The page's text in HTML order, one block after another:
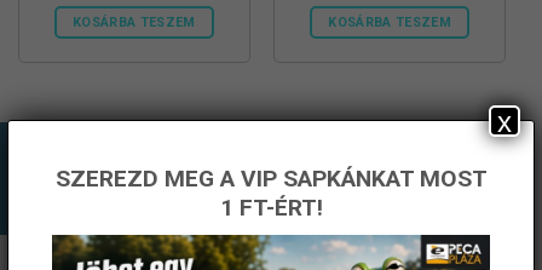
KOSÁRBA TESZEM KOSÁRBA TESZEM
SZEREZD MEG A VIP SAPKÁNKAT MOST
1 FT-ÉRT!
x